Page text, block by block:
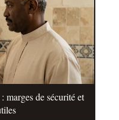
marges de sécurité et